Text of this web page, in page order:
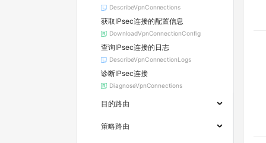
DescribeVpnConnections
获取IPsec连接的配置信息
DownloadVpnConnectionConfig
查询IPsec连接的日志
DescribeVpnConnectionLogs
诊断IPsec连接
DiagnoseVpnConnections
目的路由
策略路由